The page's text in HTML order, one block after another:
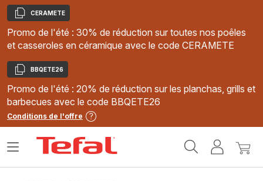
Copier
CERAMETE
Promo de l'été : 30% de réduction sur toutes nos poêles
et casseroles en céramique avec le code CERAMETE
Copier
BBQETE26
Promo de l'été : 20% de réduction sur les planchas, grills et
barbecues avec le code BBQETE26
Conditions de l'offre
MonMon
Ouvrir